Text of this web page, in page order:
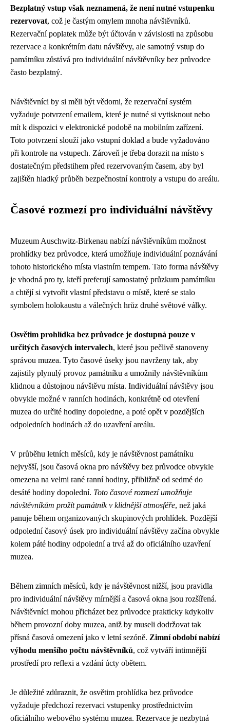
Bezplatný vstup však neznamená, že není nutné vstupenku
rezervovat, což je častým omylem mnoha návštěvníků.
Rezervační poplatek může být účtován v závislosti na způsobu
rezervace a konkrétním datu návštěvy, ale samotný vstup do
památníku zůstává pro individuální návštěvníky bez průvodce
často bezplatný.
Návštěvníci by si měli být vědomi, že rezervační systém
vyžaduje potvrzení emailem, které je nutné si vytisknout nebo
mít k dispozici v elektronické podobě na mobilním zařízení.
Toto potvrzení slouží jako vstupní doklad a bude vyžadováno
při kontrole na vstupech. Zároveň je třeba dorazit na místo s
dostatečným předstihem před rezervovaným časem, aby byl
zajištěn hladký průběh bezpečnostní kontroly a vstupu do areálu.
Časové rozmezí pro individuální návštěvy
Muzeum Auschwitz-Birkenau nabízí návštěvníkům možnost
prohlídky bez průvodce, která umožňuje individuální poznávání
tohoto historického místa vlastním tempem. Tato forma návštěvy
je vhodná pro ty, kteří preferují samostatný průzkum památníku
a chtějí si vytvořit vlastní představu o místě, které se stalo
symbolem holokaustu a válečných hrůz druhé světové války.
Osvětim prohlídka bez průvodce je dostupná pouze v
určitých časových intervalech, které jsou pečlivě stanoveny
správou muzea. Tyto časové úseky jsou navrženy tak, aby
zajistily plynulý provoz památníku a umožnily návštěvníkům
klidnou a důstojnou návštěvu místa. Individuální návštěvy jsou
obvykle možné v ranních hodinách, konkrétně od otevření
muzea do určité hodiny dopoledne, a poté opět v pozdějších
odpoledních hodinách až do uzavření areálu.
V průběhu letních měsíců, kdy je návštěvnost památníku
nejvyšší, jsou časová okna pro návštěvy bez průvodce obvykle
omezena na velmi rané ranní hodiny, přibližně od sedmé do
desáté hodiny dopolední. Toto časové rozmezí umožňuje
návštěvníkům prožít památník v klidnější atmosféře, než jaká
panuje během organizovaných skupinových prohlídek. Pozdější
odpolední časový úsek pro individuální návštěvy začína obvykle
kolem páté hodiny odpolední a trvá až do oficiálního uzavření
muzea.
Během zimních měsíců, kdy je návštěvnost nižší, jsou pravidla
pro individuální návštěvy mírnější a časová okna jsou rozšířená.
Návštěvníci mohou přicházet bez průvodce prakticky kdykoliv
během provozní doby muzea, aniž by museli dodržovat tak
přísná časová omezení jako v letní sezóně. Zimní období nabízí
výhodu menšího počtu návštěvníků, což vytváří intimnější
prostředí pro reflexi a vzdání úcty obětem.
Je důležité zdůraznit, že osvětim prohlídka bez průvodce
vyžaduje předchozí rezervaci vstupenky prostřednictvím
oficiálního webového systému muzea. Rezervace je nezbytná